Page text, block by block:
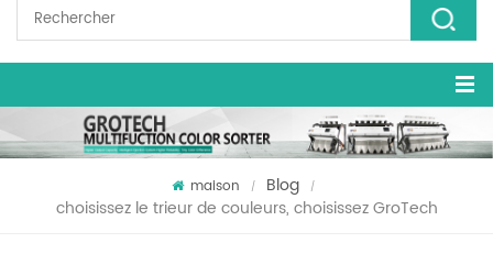
maison / Blog /
choisissez le trieur de couleurs, choisissez GroTech